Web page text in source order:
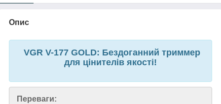
Опис
VGR V-177 GOLD: Бездоганний триммер
для цінителів якості!
Переваги: